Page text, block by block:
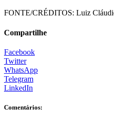
FONTE/CRÉDITOS: Luiz
Compartilhe
Facebook
Twitter
WhatsApp
Telegram
LinkedIn
Comentários: